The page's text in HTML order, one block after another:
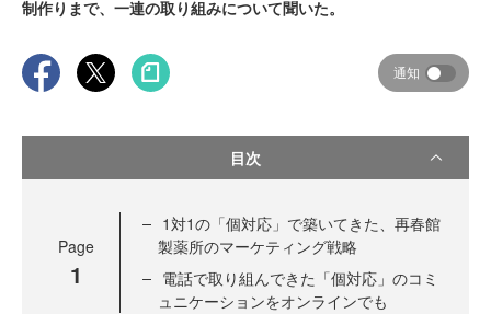
制作りまで、一連の取り組みについて聞いた。
通知
目次
Page
1
1対1の「個対応」で築いてきた、再春館
製薬所のマーケティング戦略
電話で取り組んできた「個対応」のコミ
ュニケーションをオンラインでも